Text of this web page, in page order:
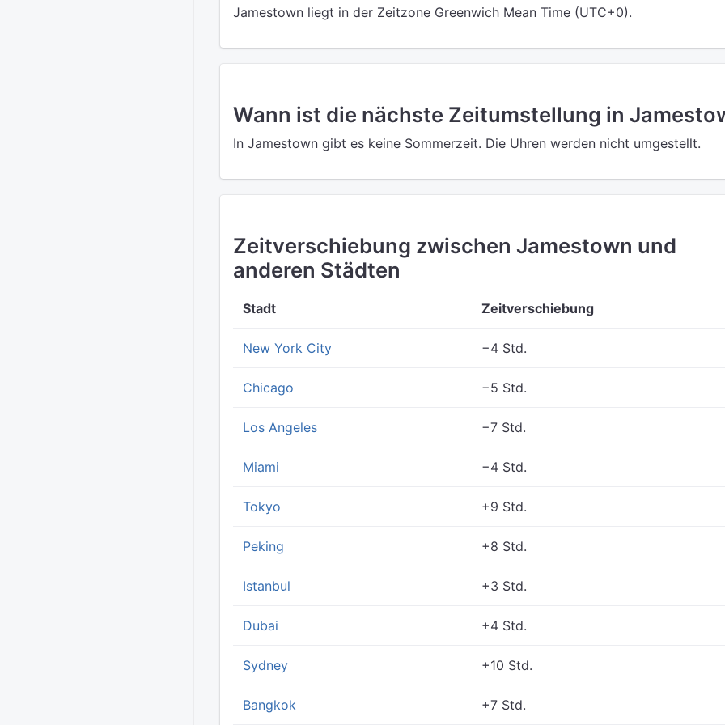
Jamestown liegt in der Zeitzone Greenwich Mean Time (UTC+0).
Wann ist die nächste Zeitumstellung in
In Jamestown gibt es keine Sommerzeit. Die Uhren werden nicht umgestellt.
Zeitverschiebung zwischen Jamestown und
anderen Städten
Stadt Zeitverschiebung
New York City −4 Std.
Chicago −5 Std.
Los Angeles −7 Std.
Miami −4 Std.
Tokyo +9 Std.
Peking +8 Std.
Istanbul +3 Std.
Dubai +4 Std.
Sydney +10 Std.
Bangkok +7 Std.